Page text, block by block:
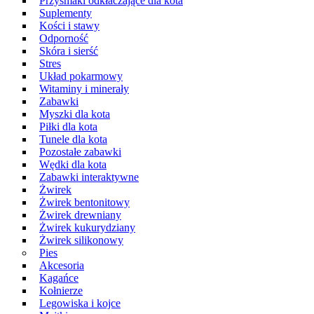
Suplementy
Kości i stawy
Odporność
Skóra i sierść
Stres
Układ pokarmowy
Witaminy i minerały
Zabawki
Myszki dla kota
Piłki dla kota
Tunele dla kota
Pozostałe zabawki
Wędki dla kota
Zabawki interaktywne
Żwirek
Żwirek bentonitowy
Żwirek drewniany
Żwirek kukurydziany
Żwirek silikonowy
Pies
Akcesoria
Kagańce
Kołnierze
Legowiska i kojce